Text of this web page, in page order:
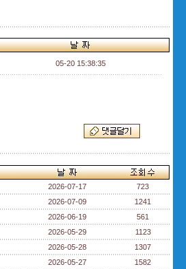
05-20 15:38:35
2026-07-17
723
2026-07-09
1241
2026-06-19
561
2026-05-29
1123
2026-05-28
1307
2026-05-27
1582